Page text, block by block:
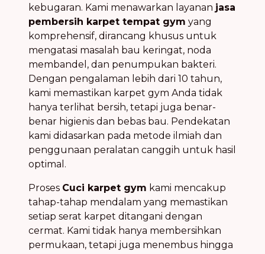
kebugaran. Kami menawarkan layanan jasa
pembersih karpet tempat gym yang
komprehensif, dirancang khusus untuk
mengatasi masalah bau keringat, noda
membandel, dan penumpukan bakteri.
Dengan pengalaman lebih dari 10 tahun,
kami memastikan karpet gym Anda tidak
hanya terlihat bersih, tetapi juga benar-
benar higienis dan bebas bau. Pendekatan
kami didasarkan pada metode ilmiah dan
penggunaan peralatan canggih untuk hasil
optimal.
Proses Cuci karpet gym kami mencakup
tahap-tahap mendalam yang memastikan
setiap serat karpet ditangani dengan
cermat. Kami tidak hanya membersihkan
permukaan, tetapi juga menembus hingga